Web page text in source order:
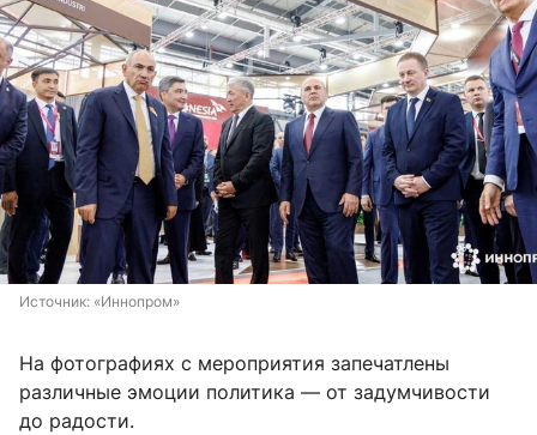
Источник: «Иннопром»
На фотографиях с мероприятия запечатлены
различные эмоции политика — от задумчивости
до радости.